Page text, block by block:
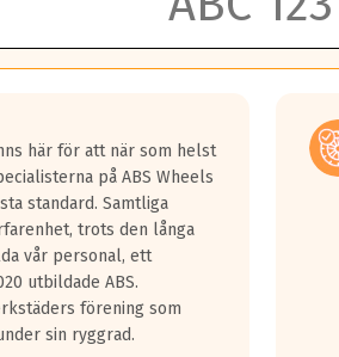
vilken rutt du kör, samt vilken körstil du
lastbilar.
på en väg där det ligger 0.5-1.5 mm
fyra billängder( ca 18meter) mellan
överträffa motorljudet.
ett däck med vågar. Hög bullernivå
kraven som finns i dagsläget, men är
här för att när som helst
på ABS Wheels
standard. Samtliga
trots den långa
vår personal, ett
utbildade ABS.
förening som
sin ryggrad.